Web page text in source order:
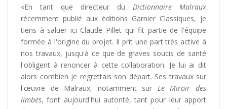
«En tant que directeur du Dictionnaire Malraux
récemment publié aux éditions Garnier Classiques, je
tiens à saluer ici Claude Pillet qui fit partie de l'équipe
formée à l'origine du projet. Il prit une part très active à
nos travaux, jusqu'à ce que de graves soucis de santé
l'obligent à renoncer à cette collaboration. Je lui ai dit
alors combien je regrettais son départ. Ses travaux sur
l'œuvre de Malraux, notamment sur Le Miroir des
limbes, font aujourd'hui autorité, tant pour leur apport